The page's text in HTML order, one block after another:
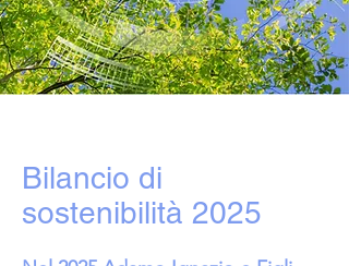
Bilancio di
sostenibilità 2025